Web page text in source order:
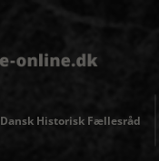
Dansk Historisk Fællesråd